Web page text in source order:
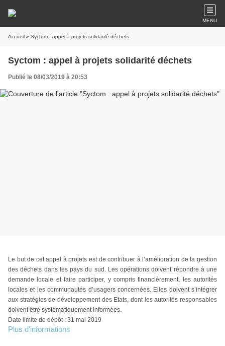
MENU
Accueil » Syctom : appel à projets solidarité déchets
Syctom : appel à projets solidarité déchets
Publié le 08/03/2019 à 20:53
Le but de cet appel à projets est de contribuer à l’amélioration de la gestion
des déchets dans les pays du sud. Les opérations doivent répondre à une
demande locale et faire participer, y compris financièrement, les autorités
locales et les communautés d’usagers concernées. Elles doivent s’intégrer
aux stratégies de développement des Etats, dont les autorités responsables
doivent être systématiquement informées.
Date limite de dépôt : 31 mai 2019
Plus d’informations